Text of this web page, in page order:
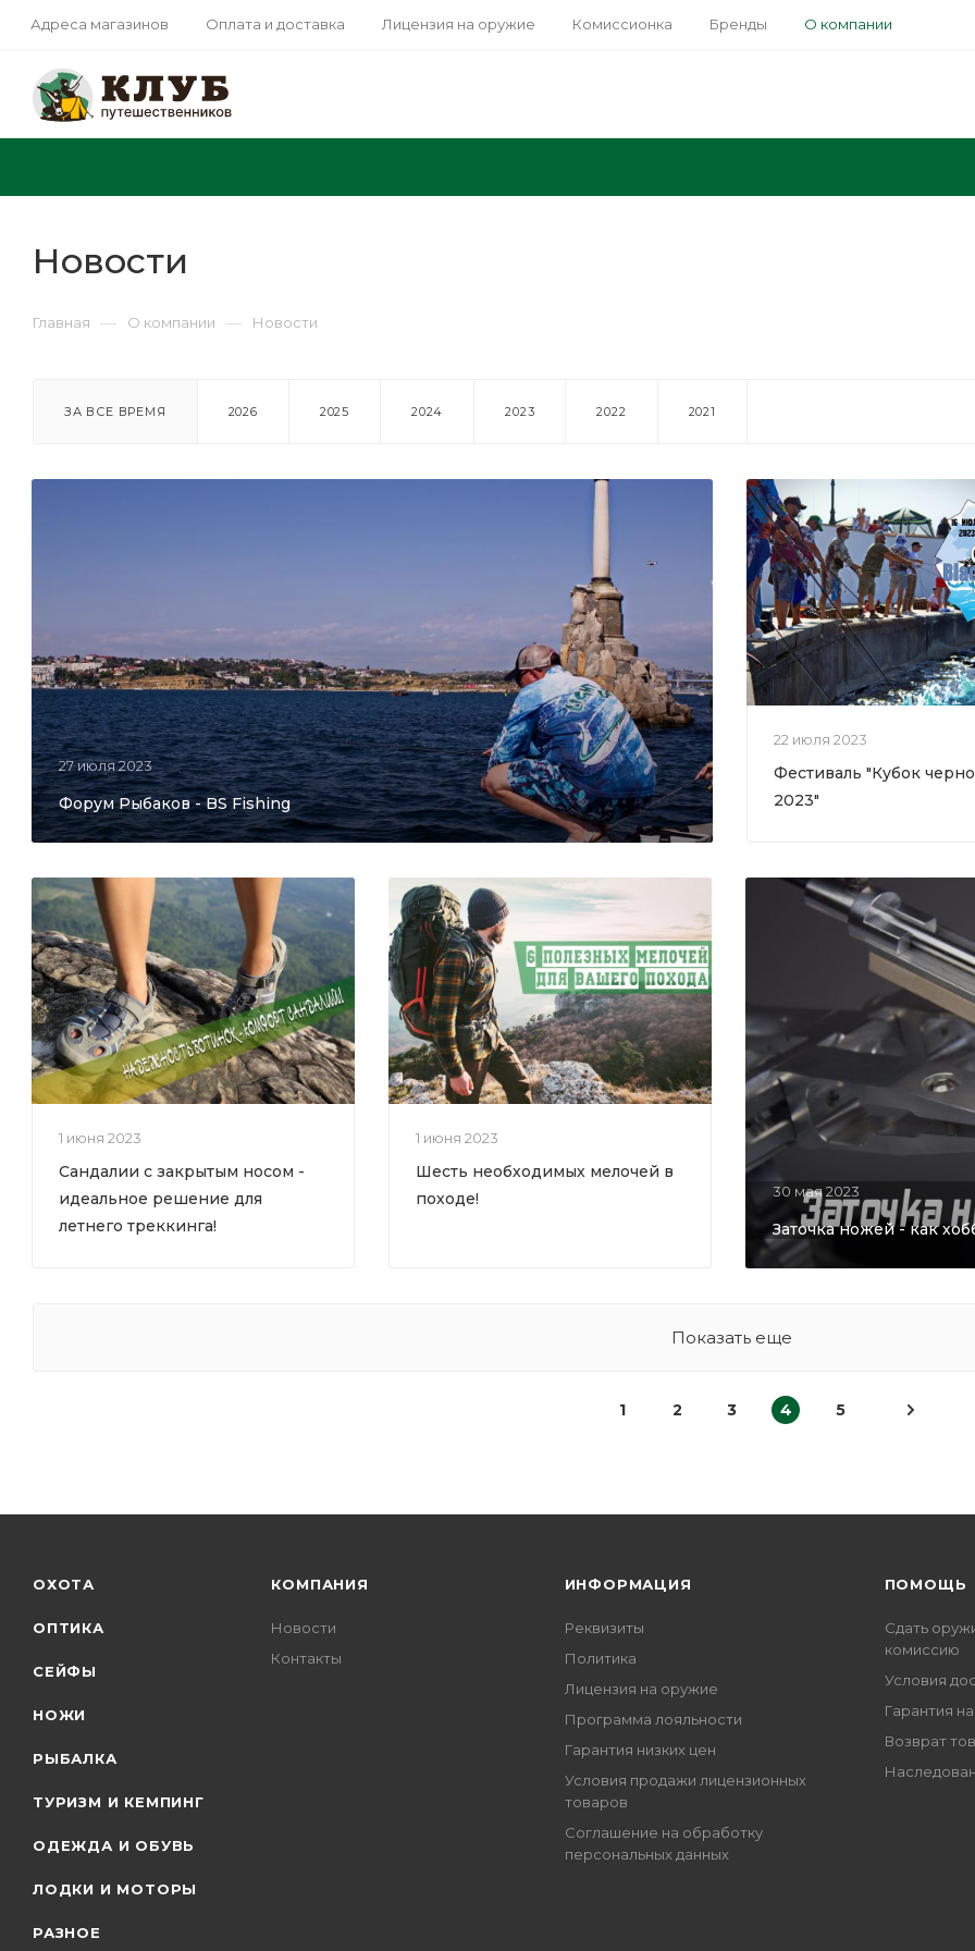
Адреса магазинов Оплата и доставка Лицензия на оружие Комиссионка Бренды О компании
Новости
Главная — О компании — Новости
ЗА ВСЕ ВРЕМЯ 2026 2025 2024 2023 2022 2021
27 июля 2023
Форум Рыбаков - BS Fishing
22 июля 2023
Фестиваль "Кубок
2023"
1 июня 2023
Сандалии с закрытым носом -
идеальное решение для
летнего треккинга!
1 июня 2023
Шесть необходимых мелочей в
походе!
30 мая 2023
Заточка ножей - как
Показать еще
1 2 3 4 5
ОХОТА
ОПТИКА
СЕЙФЫ
НОЖИ
РЫБАЛКА
ТУРИЗМ И КЕМПИНГ
ОДЕЖДА И ОБУВЬ
ЛОДКИ И МОТОРЫ
РАЗНОЕ
КОМПАНИЯ
Новости
Контакты
ИНФОРМАЦИЯ
Реквизиты
Политика
Лицензия на оружие
Программа лояльности
Гарантия низких цен
Условия продажи лицензионных
товаров
Соглашение на обработку
персональных данных
ПОМОЩЬ
Сдать
комиссию
Условия
Гарантия
Возврат